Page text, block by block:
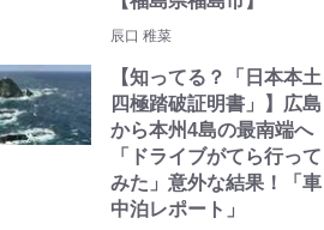
辰口 稚菜
【知ってる？「日本本土
四極踏破証明書」】広島
から本州4島の最南端へ
「ドライブがてら行って
みた」意外な結果！「車
中泊レポート」